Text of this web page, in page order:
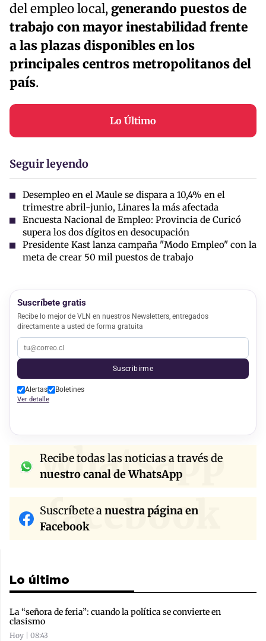
del empleo local, generando puestos de
trabajo con mayor inestabilidad frente
a las plazas disponibles en los
principales centros metropolitanos del
país.
Lo Último
Seguir leyendo
Desempleo en el Maule se dispara a 10,4% en el
trimestre abril-junio, Linares la más afectada
Encuesta Nacional de Empleo: Provincia de Curicó
supera los dos dígitos en desocupación
Presidente Kast lanza campaña "Modo Empleo" con la
meta de crear 50 mil puestos de trabajo
Suscríbete gratis
Recibe lo mejor de VLN en nuestros Newsletters, entregados
directamente a usted de forma gratuita
Suscribirme
Alertas Boletines
Ver detalle
whatsapp
Recibe todas las noticias a través de
nuestro canal de WhatsApp
facebook
Suscríbete anuestra página en
Facebook
Lo último
La “señora de feria”: cuando la política se convierte en
clasismo
Hoy | 08:43